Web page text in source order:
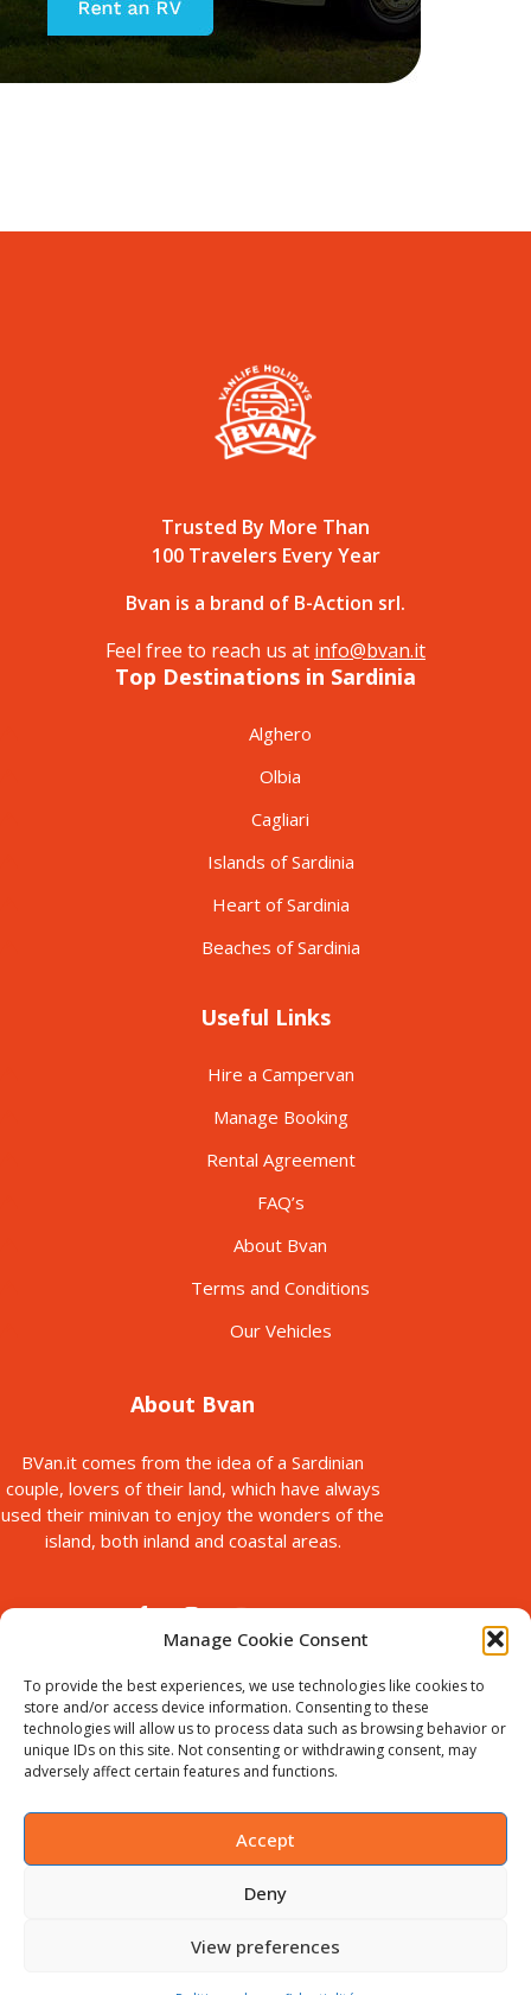
Manage Cookie Consent
To provide the best experiences, we use technologies like cookies to
store and/or access device information. Consenting to these
technologies will allow us to process data such as browsing behavior or
unique IDs on this site. Not consenting or withdrawing consent, may
adversely affect certain features and functions.
Accept
Deny
View preferences
Trusted By More Than
100 Travelers Every Year
Bvan is a brand of B-Action srl.
Feel free to reach us at info@bvan.it
Top Destinations in Sardinia
Alghero
Olbia
Cagliari
Islands of Sardinia
Heart of Sardinia
Beaches of Sardinia
Useful Links
Hire a Campervan
Manage Booking
Rental Agreement
FAQ’s
About Bvan
Terms and Conditions
Our Vehicles
About Bvan
BVan.it comes from the idea of a Sardinian
couple, lovers of their land, which have always
used their minivan to enjoy the wonders of the
island, both inland and coastal areas.
© Copyright 2025
Bvan is a brand of B-Action srl, with registered office in via Paolo
Commerce no. SS-198535
Anglais)